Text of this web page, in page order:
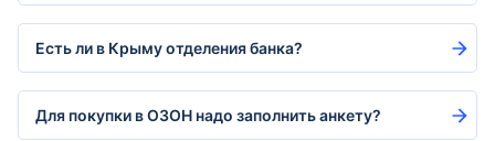
Есть ли в Крыму отделения банка?
Для покупки в ОЗОН надо заполнить анкету?